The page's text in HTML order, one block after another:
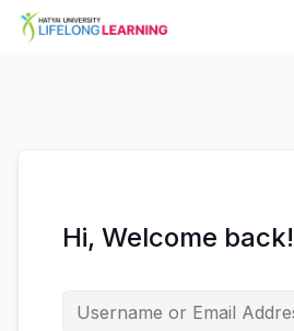
Hi, Welcome back!